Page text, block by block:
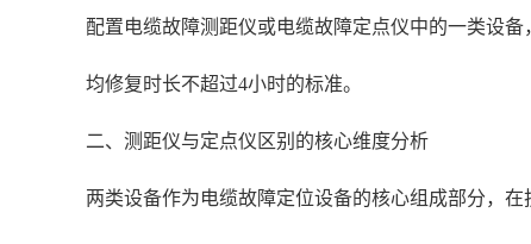
配置电缆故障测距仪或电缆故障定点仪中的一类设
均修复时长不超过4小时的标准。
二、测距仪与定点仪区别的核心维度分析
两类设备作为电缆故障定位设备的核心组成部分，